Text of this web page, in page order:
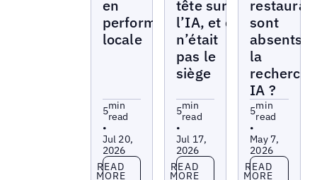
en
performance
locale
5min
read
•
Jul 20,
2026
Read more
READ
MORE
tête sur
l’IA, et ce
n’était
pas le
siège
5min
read
•
Jul 17,
2026
Read more
READ
MORE
sont
absents
la
recherche
IA ?
5min
read
•
May 7,
2026
Read more
READ
MORE